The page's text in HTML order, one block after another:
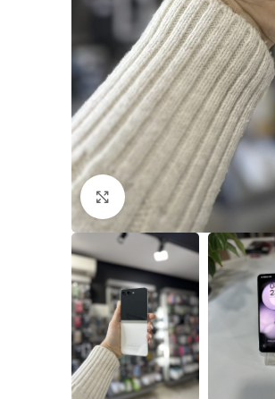
Klikni da uvećaš